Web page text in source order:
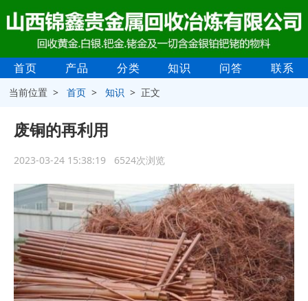
首页 产品 分类 知识 问答 联系
当前位置 >首页 >知识 > 正文
废铜的再利用
2023-03-24 15:38:19 6524次浏览